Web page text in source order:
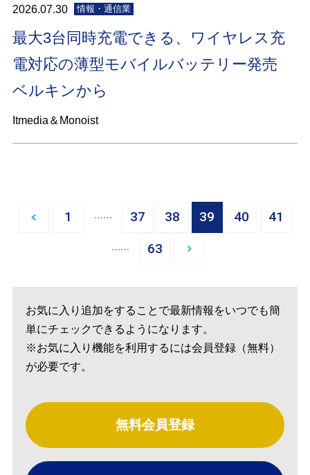
2026.07.30 情報・通信業
最大3台同時充電できる、ワイヤレス充
電対応の薄型モバイルバッテリー発売
ベルキンから
Itmedia＆Monoist
1 … 37 38 39 40
41
…
63
お気に入り追加をすることで最新情報をいつでも簡
単にチェックできるようになります。
※お気に入り機能を利用するには会員登録（無料）
が必要です。
無料会員登録